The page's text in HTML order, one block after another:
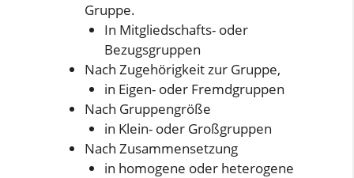
Gruppe.
In Mitgliedschafts- oder
Bezugsgruppen
Nach Zugehörigkeit zur Gruppe,
in Eigen- oder Fremdgruppen
Nach Gruppengröße
in Klein- oder Großgruppen
Nach Zusammensetzung
in homogene oder heterogene